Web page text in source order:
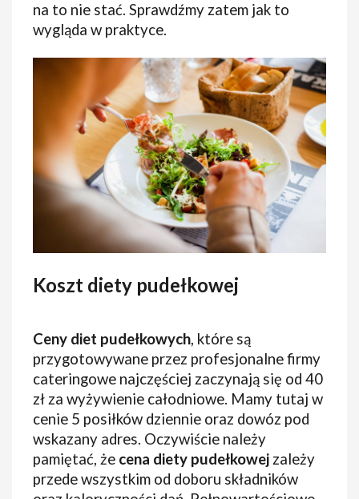
na to nie stać. Sprawdźmy zatem jak to
wygląda w praktyce.
Koszt diety pudełkowej
Ceny diet pudełkowych, które są
przygotowywane przez profesjonalne firmy
cateringowe najczęściej zaczynają się od 40
zł za wyżywienie całodniowe. Mamy tutaj w
cenie 5 posiłków dziennie oraz dowóz pod
wskazany adres. Oczywiście należy
pamiętać, że cena diety pudełkowej zależy
przede wszystkim od doboru składników